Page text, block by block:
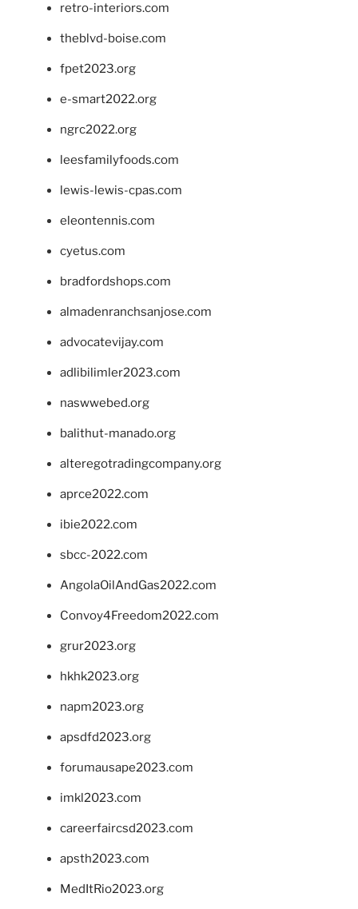
retro-interiors.com
theblvd-boise.com
fpet2023.org
e-smart2022.org
ngrc2022.org
leesfamilyfoods.com
lewis-lewis-cpas.com
eleontennis.com
cyetus.com
bradfordshops.com
almadenranchsanjose.com
advocatevijay.com
adlibilimler2023.com
naswwebed.org
balithut-manado.org
alteregotradingcompany.org
aprce2022.com
ibie2022.com
sbcc-2022.com
AngolaOilAndGas2022.com
Convoy4Freedom2022.com
grur2023.org
hkhk2023.org
napm2023.org
apsdfd2023.org
forumausape2023.com
imkl2023.com
careerfaircsd2023.com
apsth2023.com
MedItRio2023.org